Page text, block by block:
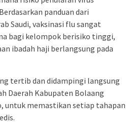
panduan dari
Saudi, vaksinasi flu sangat
bagi kelompok berisiko tinggi,
ibadah haji berlangsung pada
tertib dan didampingi langsung
Daerah Kabupaten Bolaang
untuk memastikan setiap tahapan